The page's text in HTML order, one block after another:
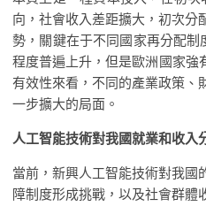
向，社會收入差距擴大，初次分
勢，關鍵在于不同國家再分配
程度普遍上升，但是歐洲國家
有效性來看，不同的產業政策、
一步擴大的局面。
人工智能技術對我國就業和收入
當前，新興人工智能技術對我
障制度形成挑戰，以及社會群體